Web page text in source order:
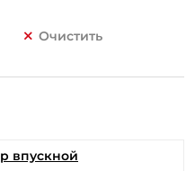
Очистить
впускной